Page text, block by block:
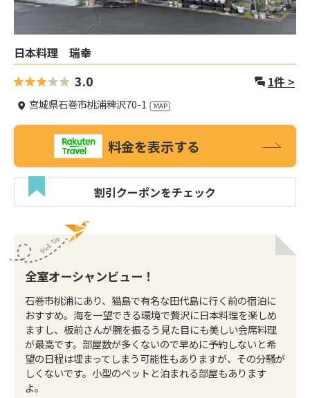
日本料理 瑞幸
3.0 1件 >
宮城県石巻市桃浦稗沢70-1
料金を表示する
割引クーポンをチェック
全室オーシャンビュー！
石巻市桃浦にあり、猫島で有名な田代島に行く前の宿泊に
おすすめ。海を一望できる環境で贅沢に日本料理を楽しめ
ますし、板前さんが腕を振るう見た目にも美しい会席料理
が最高です。部屋数が多くないので早めに予約しないと希
望の日程は埋まってしまう可能性もありますが、その分騒が
しくないです。小型のペットと泊まれる部屋もあります
よ。